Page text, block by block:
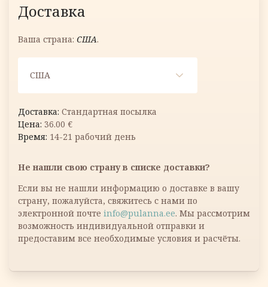
Доставка
Ваша страна: США.
США
Стандартная посылка
36.00 €
14-21 рабочий день
Не нашли свою страну в списке доставки?
Если вы не нашли информацию о доставке в вашу
страну, пожалуйста, свяжитесь с нами по
электронной почте info@pulanna.ee. Мы рассмотрим
возможность индивидуальной отправки и
предоставим все необходимые условия и расчёты.